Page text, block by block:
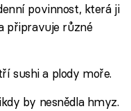
povinnost, která ji
připravuje různé
sushi a plody moře.
by nesnědla hmyz.